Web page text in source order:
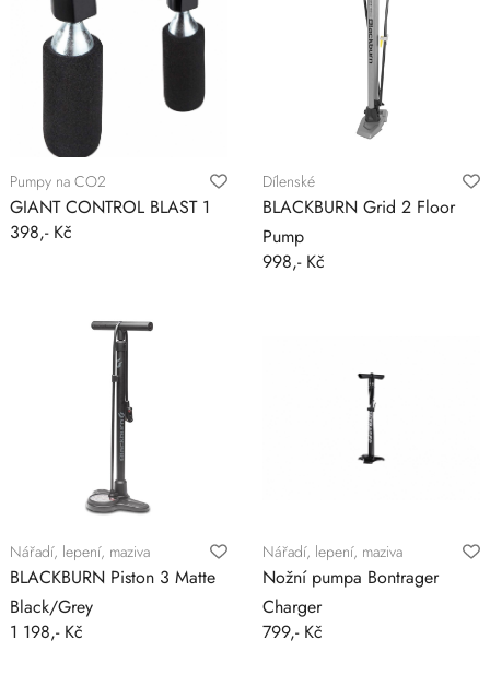
Pumpy na CO2
GIANT CONTROL BLAST 1
398,- Kč
Dílenské
BLACKBURN Grid 2 Floor
Pump
998,- Kč
Nářadí, lepení, maziva
BLACKBURN Piston 3 Matte
Black/Grey
1 198,- Kč
Nářadí, lepení, maziva
Nožní pumpa Bontrager
Charger
799,- Kč